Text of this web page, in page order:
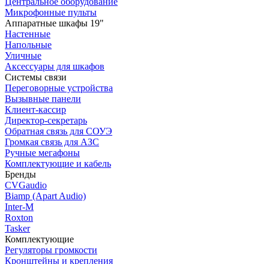
Микрофонные пульты
Аппаратные шкафы 19"
Настенные
Напольные
Уличные
Аксессуары для шкафов
Системы связи
Переговорные устройства
Вызывные панели
Клиент-кассир
Директор-секретарь
Обратная связь для СОУЭ
Громкая связь для АЗС
Ручные мегафоны
Комплектующие и кабель
Бренды
CVGaudio
Biamp (Apart Audio)
Inter-M
Roxton
Tasker
Комплектующие
Регуляторы громкости
Кронштейны и крепления